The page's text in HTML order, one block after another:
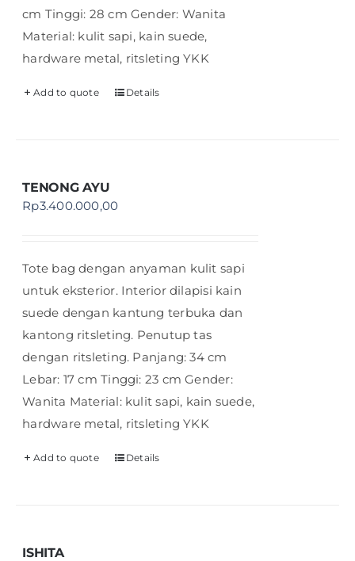
cm Tinggi: 28 cm Gender: Wanita
Material: kulit sapi, kain suede,
hardware metal, ritsleting YKK
Add to quote Details
TENONG AYU
Rp3.400.000,00
Tote bag dengan anyaman kulit sapi
untuk eksterior. Interior dilapisi kain
suede dengan kantung terbuka dan
kantong ritsleting. Penutup tas
dengan ritsleting. Panjang: 34 cm
Lebar: 17 cm Tinggi: 23 cm Gender:
Wanita Material: kulit sapi, kain suede,
hardware metal, ritsleting YKK
Add to quote Details
ISHITA